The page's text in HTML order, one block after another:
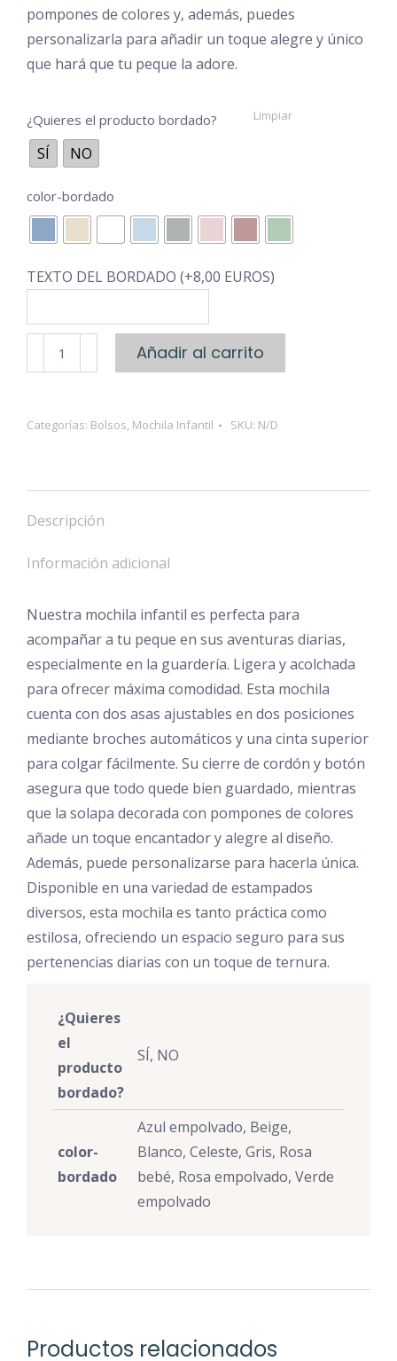
pompones de colores y, además, puedes
personalizarla para añadir un toque alegre y único
que hará que tu peque la adore.
¿Quieres el producto bordado?
SÍ NO
color-bordado
Limpiar
TEXTO DEL BORDADO (+8,00 EUROS)
Mochila
Infantil
Dalia
Añadir al carrito
Categorías: Bolsos, Mochila Infantil SKU: N/D
Descripción
Información adicional
Nuestra mochila infantil es perfecta para
acompañar a tu peque en sus aventuras diarias,
especialmente en la guardería. Ligera y acolchada
para ofrecer máxima comodidad. Esta mochila
cuenta con dos asas ajustables en dos posiciones
mediante broches automáticos y una cinta superior
para colgar fácilmente. Su cierre de cordón y botón
asegura que todo quede bien guardado, mientras
que la solapa decorada con pompones de colores
añade un toque encantador y alegre al diseño.
Además, puede personalizarse para hacerla única.
Disponible en una variedad de estampados
diversos, esta mochila es tanto práctica como
estilosa, ofreciendo un espacio seguro para sus
pertenencias diarias con un toque de ternura.
¿Quieres
el
producto
bordado?
SÍ, NO
color-
bordado
Azul empolvado, Beige,
Blanco, Celeste, Gris, Rosa
bebé, Rosa empolvado, Verde
empolvado
Productos relacionados